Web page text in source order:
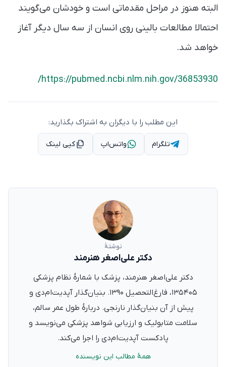
البته هنوز در مراحل مقدماتی است و خودشان می‌گویند
احتمالا مطالعات بالینی روی انسان از سه سال دیگر آغاز
خواهد شد.
https://pubmed.ncbi.nlm.nih.gov/36853930/
این مطلب را با دیگران به اشتراک بگذارید:
تلگرام واتس‌اپ کپی لینک
نوشتهٔ
دکتر علی‌اصغر هنرمند
دکتر علی‌اصغر هنرمند، پزشک با شمارهٔ نظام پزشکی
۱۳۵۴۰۵، فارغ‌التحصیل ۱۳۹۰. بنیان‌گذار آپدیت‌ام‌دی و
پیش از آن بنیان‌گذار نارنجی. دربارهٔ طول عمر سالم،
سلامت متابولیک و ارزیابی شواهد پزشکی می‌نویسد و
پادکست آپدیت‌ام‌دی را اجرا می‌کند.
همهٔ مطالب این نویسنده